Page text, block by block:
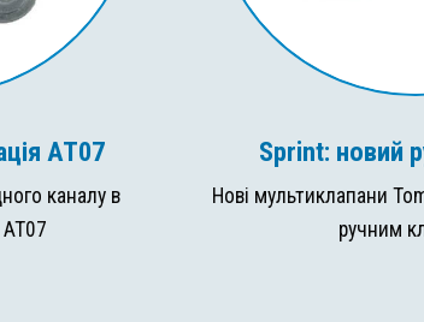
AT07
каналу в
Sprint: новий
Нові мультиклапани
ручним